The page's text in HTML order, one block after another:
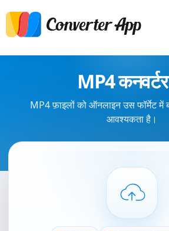
MP4
MP4 फ़ाइलों को ऑनलाइन उस फॉर्मेट
आवश्यकता है।